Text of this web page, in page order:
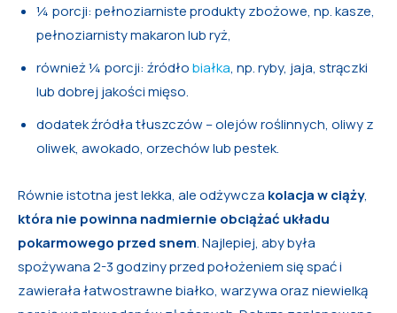
¼ porcji: pełnoziarniste produkty zbożowe, np. kasze,
pełnoziarnisty makaron lub ryż,
również ¼ porcji: źródłobiałka, np. ryby, jaja, strączki
lub dobrej jakości mięso.
dodatek źródła tłuszczów – olejów roślinnych, oliwy z
oliwek, awokado, orzechów lub pestek.
Równie istotna jest lekka, ale odżywcza kolacja w ciąży,
która nie powinna nadmiernie obciążać układu
pokarmowego przed snem. Najlepiej, aby była
spożywana 2-3 godziny przed położeniem się spać i
zawierała łatwostrawne białko, warzywa oraz niewielką